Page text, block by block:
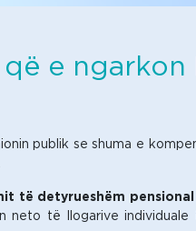
e ngarkon
publik se shuma e
të detyrueshëm
të llogarive